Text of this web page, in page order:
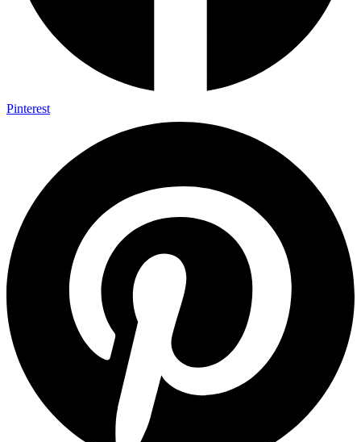
Pinterest